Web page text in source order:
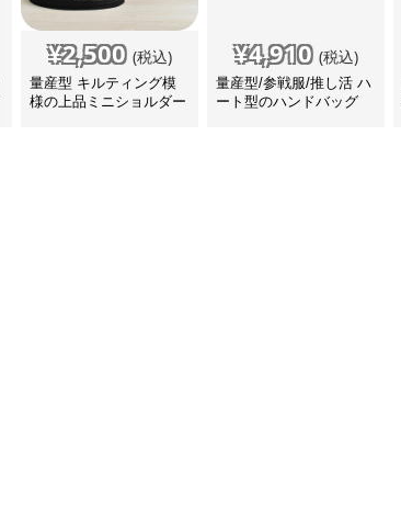
¥2,500 (税込)
量産型 キルティング模
様の上品ミニショルダー
¥4,910 (税込)
量産型/参戦服/推し活 ハ
ート型のハンドバッグ